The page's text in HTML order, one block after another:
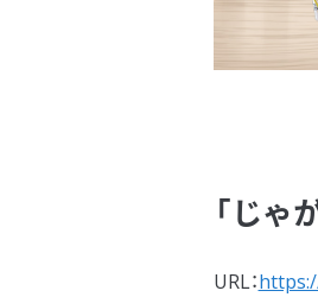
「じゃ
URL：